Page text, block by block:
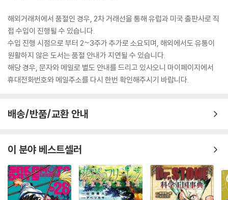
해외거래처에서 품절인 경우, 2차 거래선을 통해 유럽과 미국 출판사로 직
접 수입이 진행될 수 있습니다.
수입 진행 시점으로 부터 2~3주가 추가로 소요되며, 해외에서도 유통이
원활하지 않은 도서는 품절 안내가 지연될 수 있습니다.
해당 경우, 문자와 메일로 별도 안내를 드리고 있사오니 마이페이지에서
휴대전화번호와 메일주소를 다시 한번 확인해주시기 바랍니다.
배송/반품/교환 안내
이 분야 베스트셀러